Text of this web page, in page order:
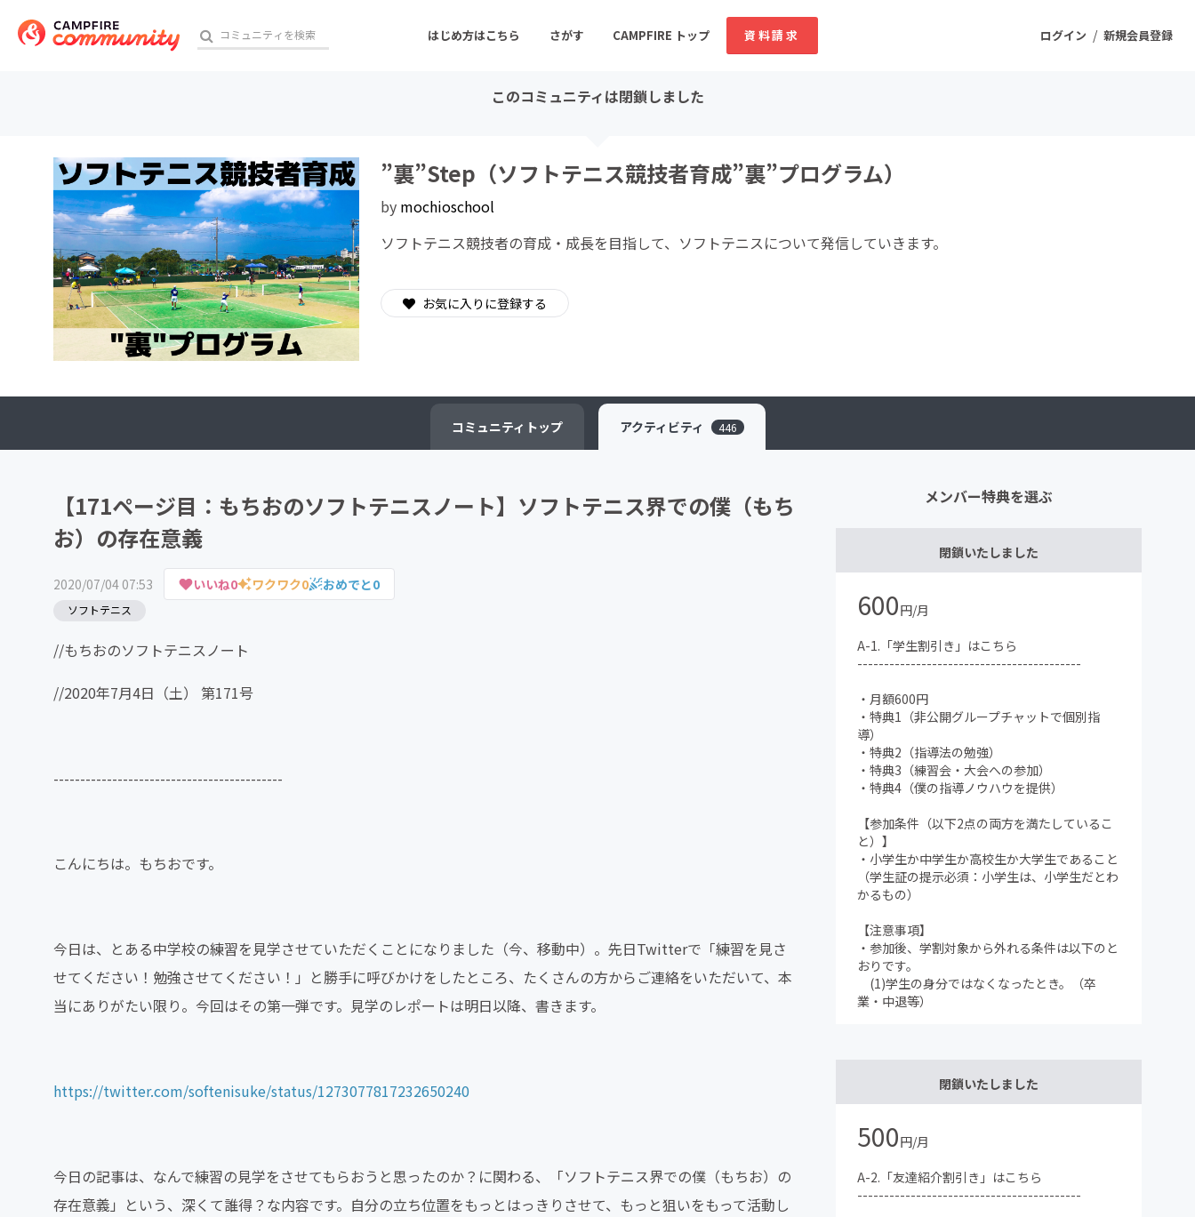
ログイン / 新規会員登録
はじめ方はこちら さがす CAMPFIRE トップ 資料請求
おすすめのコミュニティ
アート・写真 音楽
テクノロジー・ガジェット
ゲーム・サービス開発 フード・飲食店
ファッション
映像・映画
書籍・雑誌出版
ビジネス・起業
チャレンジ
CAMPFIRE for Social Good CAMPFIRE Creation
このコミュニティは閉鎖しました
”裏”Step（ソフトテニス競技者育成”裏”プログラム）
by mochioschool
ソフトテニス競技者の育成・成長を目指して、ソフトテニスについて発信していきます。
お気に入りに登録する
コミュニティ トップ アクティビティ 446
【171ページ目：もちおのソフトテニスノート】ソフトテニス界での僕（もち
お）の存在意義
2020/07/04 07:53 いいね0 ワクワク0 おめでと0
ソフトテニス
//もちおのソフトテニスノート
//2020年7月4日（土） 第171号
-------------------------------------------
こんにちは。もちおです。
今日は、とある中学校の練習を見学させていただくことになりました（今、移動中）。先日Twitterで「練習を見さ
せてください！勉強させてください！」と勝手に呼びかけをしたところ、たくさんの方からご連絡をいただいて、本
当にありがたい限り。今回はその第一弾です。見学のレポートは明日以降、書きます。
https://twitter.com/softenisuke/status/1273077817232650240
今日の記事は、なんで練習の見学をさせてもらおうと思ったのか？に関わる、「ソフトテニス界での僕（もちお）の
存在意義」という、深くて誰得？な内容です。自分の立ち位置をもっとはっきりさせて、もっと狙いをもって活動し
メンバー特典を選ぶ
閉鎖いたしました
600円/月
A-1.「学生割引き」はこちら
------------------------------------------
・月額600円
・特典1（非公開グループチャットで個別指
導）
・特典2（指導法の勉強）
・特典3（練習会・大会への参加）
・特典4（僕の指導ノウハウを提供）
【参加条件（以下2点の両方を満たしているこ
と）】
・小学生か中学生か高校生か大学生であること
（学生証の提示必須：小学生は、小学生だとわ
かるもの）
【注意事項】
・参加後、学割対象から外れる条件は以下のと
おりです。
(1)学生の身分ではなくなったとき。（卒
業・中退等）
閉鎖いたしました
500円/月
A-2.「友達紹介割引き」はこちら
------------------------------------------